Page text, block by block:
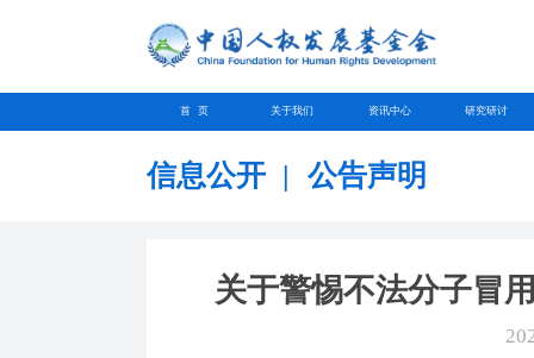
首 页 关于我们 资讯中心 研究研讨
信息公开 | 公告声明
关于警惕不法分子冒